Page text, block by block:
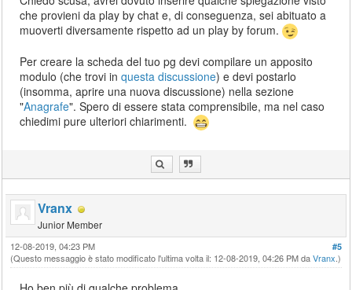
che provieni da play by chat e, di conseguenza, sei abituato a
muoverti diversamente rispetto ad un play by forum.
Per creare la scheda del tuo pg devi compilare un apposito
modulo (che trovi inquesta discussione) e devi postarlo
(insomma, aprire una nuova discussione) nella sezione
"Anagrafe". Spero di essere stata comprensibile, ma nel caso
chiedimi pure ulteriori chiarimenti.
Vranx
Junior Member
#5
12-08-2019, 04:23 PM
(Questo messaggio è stato modificato l'ultima volta il: 12-08-2019, 04:26 PM daVranx.)